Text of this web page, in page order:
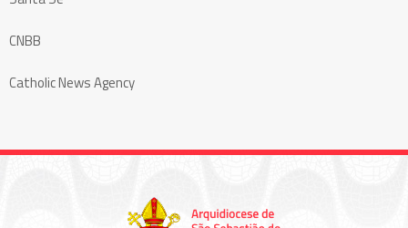
CNBB
Catholic News Agency